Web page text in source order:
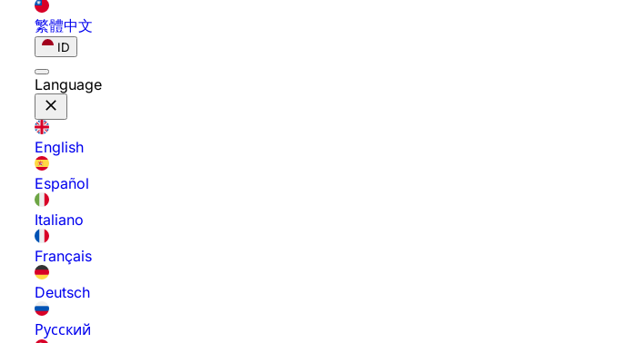
繁體中文
ID
Language
English
Español
Italiano
Français
Deutsch
Русский